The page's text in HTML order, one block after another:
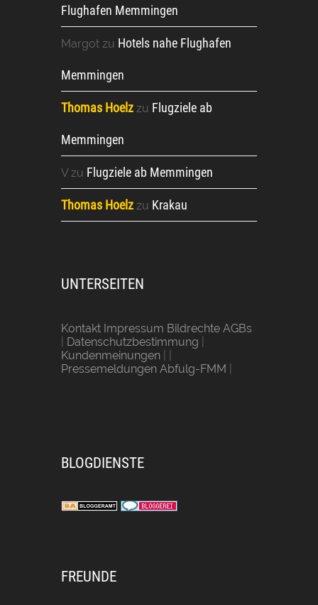
Flughafen Memmingen
Margot zu Hotels nahe Flughafen
Memmingen
Thomas Hoelz zu Flugziele ab
Memmingen
Vzu Flugziele ab Memmingen
Thomas Hoelz zu Krakau
UNTERSEITEN
Kontakt Impressum Bildrechte AGBs
Datenschutzbestimmung
Kundenmeinungen
Pressemeldungen Abfulg-FMM
BLOGDIENSTE
FREUNDE